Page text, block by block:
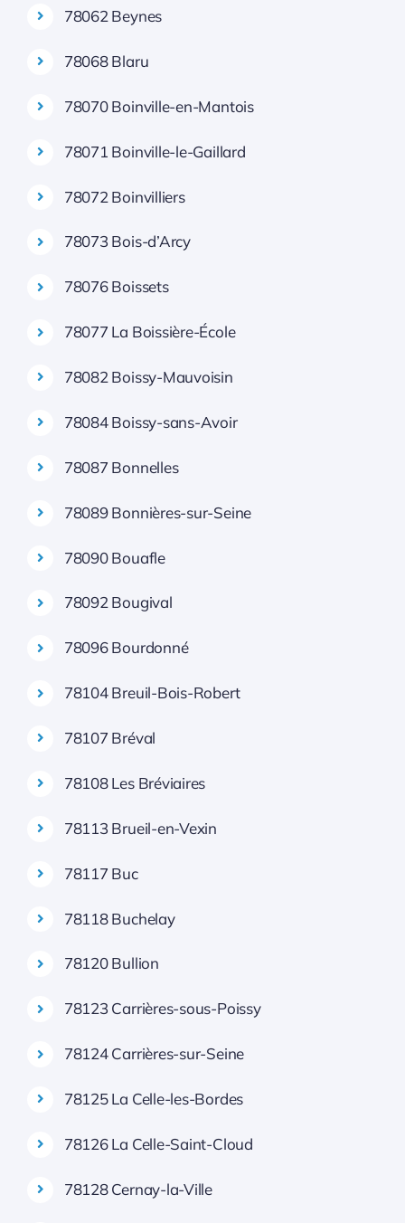
78062 Beynes
78068 Blaru
78070 Boinville-en-Mantois
78071 Boinville-le-Gaillard
78072 Boinvilliers
78073 Bois-d’Arcy
78076 Boissets
78077 La Boissière-École
78082 Boissy-Mauvoisin
78084 Boissy-sans-Avoir
78087 Bonnelles
78089 Bonnières-sur-Seine
78090 Bouafle
78092 Bougival
78096 Bourdonné
78104 Breuil-Bois-Robert
78107 Bréval
78108 Les Bréviaires
78113 Brueil-en-Vexin
78117 Buc
78118 Buchelay
78120 Bullion
78123 Carrières-sous-Poissy
78124 Carrières-sur-Seine
78125 La Celle-les-Bordes
78126 La Celle-Saint-Cloud
78128 Cernay-la-Ville